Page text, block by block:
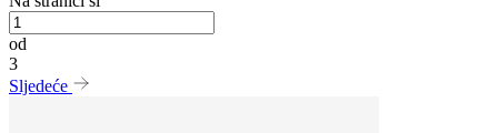
od
3
Sljedeće